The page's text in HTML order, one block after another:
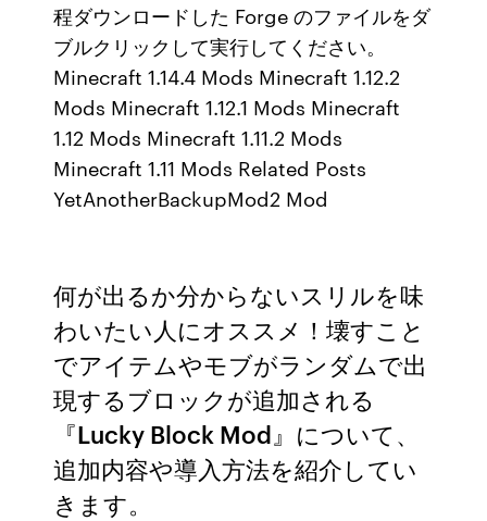
程ダウンロードした Forge のファイルをダ
ブルクリックして実行してください。
Minecraft 1.14.4 Mods Minecraft 1.12.2
Mods Minecraft 1.12.1 Mods Minecraft
1.12 Mods Minecraft 1.11.2 Mods
Minecraft 1.11 Mods Related Posts
YetAnotherBackupMod2 Mod
何が出るか分からないスリルを味
わいたい人にオススメ！壊すこと
でアイテムやモブがランダムで出
現するブロックが追加される
『Lucky Block Mod』について、
追加内容や導入方法を紹介してい
きます。